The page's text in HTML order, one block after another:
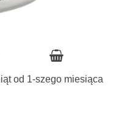
od 1-szego miesiąca